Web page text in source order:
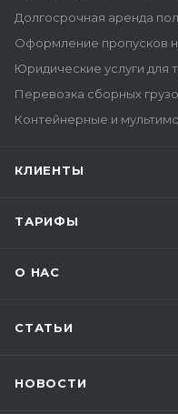
Долгосрочная аренда
Оформление пропусков
Юридические услуги для
Перевозка сборных
Контейнерные и
КЛИЕНТЫ
ТАРИФЫ
О НАС
СТАТЬИ
НОВОСТИ